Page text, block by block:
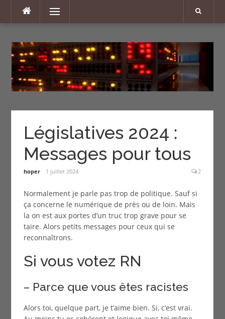
Menu
Législatives 2024 :
Messages pour tous
hoper 1 juillet 2024 2
Normalement je parle pas trop de politique. Sauf si
ça concerne le numérique de près ou de loin. Mais
la on est aux portes d’un truc trop grave pour se
taire. Alors petits messages pour ceux qui se
reconnaîtrons.
Si vous votez RN
– Parce que vous êtes racistes
Alors toi, quelque part, je t’aime bien. Si, c’est vrai.